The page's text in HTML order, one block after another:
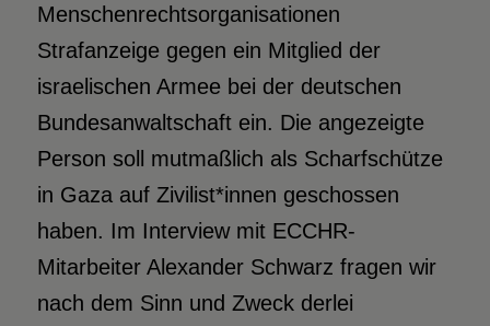
Menschenrechtsorganisationen
Strafanzeige gegen ein Mitglied der
israelischen Armee bei der deutschen
Bundesanwaltschaft ein. Die angezeigte
Person soll mutmaßlich als Scharfschütze
in Gaza auf Zivilist*innen geschossen
haben. Im Interview mit ECCHR-
Mitarbeiter Alexander Schwarz fragen wir
nach dem Sinn und Zweck derlei